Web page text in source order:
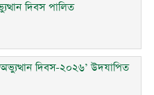
দিবস পালিত
দিবস-২০২৬’ উদযাপিত